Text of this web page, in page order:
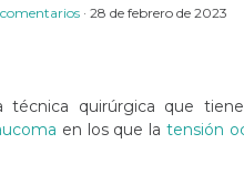
28 de febrero de 2023
técnica quirúrgica que
en los que la tensión